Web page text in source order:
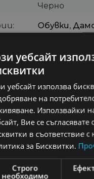
Черно
Обувки,
OEM
29%
уебсайт
уебсайт използва
на
Използвайки
Вие се съгласявате
в съответствие с
за Бисквитки.
Строго
необходимо